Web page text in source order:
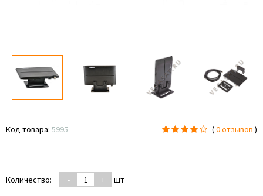
Код товара: 5995 (0 отзывов )
Количество: - + шт